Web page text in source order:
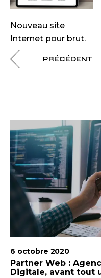
Nouveau site
Internet pour brut.
PRÉCÉDENT
6 octobre 2020
Partner Web :
Digitale, avant tout